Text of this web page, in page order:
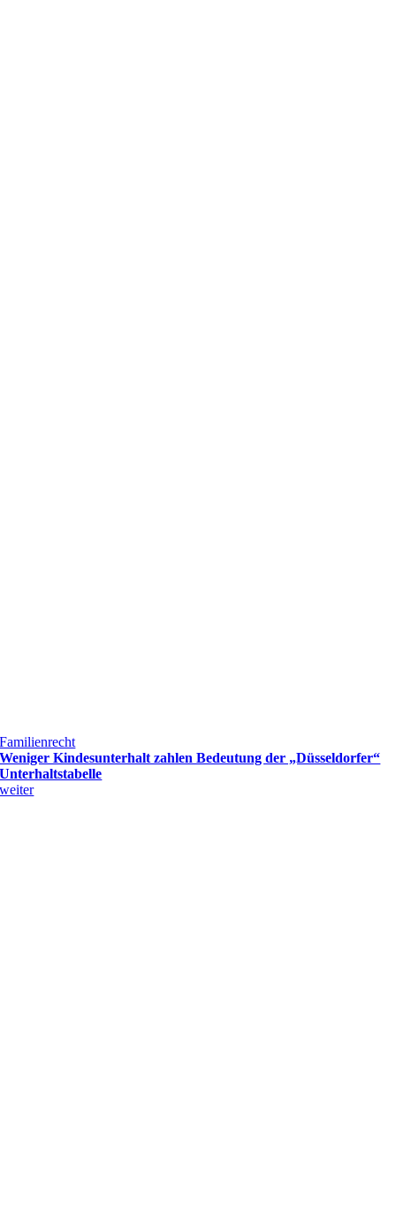
Familienrecht
Weniger Kindesunterhalt zahlen Bedeutung der „Düsseldorfer“
Unterhaltstabelle
weiter